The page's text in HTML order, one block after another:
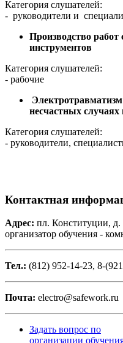
Категория слушателей:
- руководители и
Производство
инструментов
Категория слушателей:
- рабочие
несчастных случаях
Категория слушателей:
- руководители,
Контактная
Адрес: пл. Конституции,
организатор обучения -
Тел.: (812) 952-14-23, 8-
Почта: electro@safework.ru
Задать вопрос по
организации